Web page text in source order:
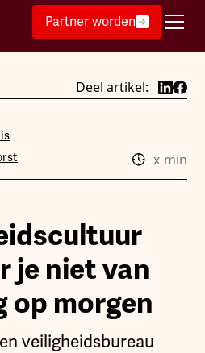
Partner worden
Deel artikel:
x min
je niet van
op morgen
veiligheidsbureau